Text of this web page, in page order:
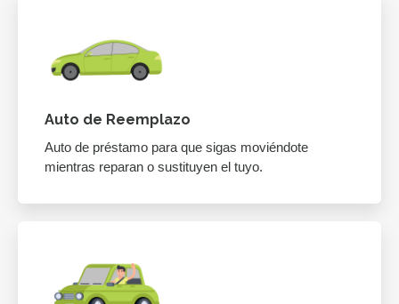
Auto de Reemplazo
Auto de préstamo para que sigas moviéndote
mientras reparan o sustituyen el tuyo.